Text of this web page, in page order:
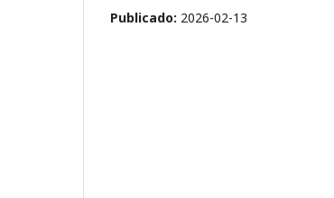
Publicado: 2026-02-13